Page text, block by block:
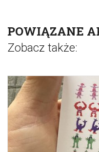
POWIĄZANE
Zobacz także: